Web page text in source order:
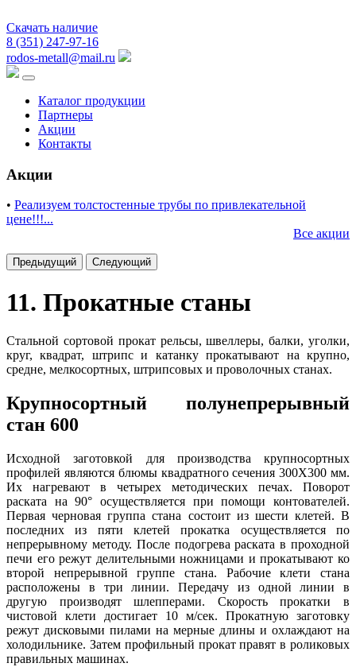
Скачать наличие
8 (351) 247-97-16
rodos-metall@mail.ru
Каталог продукции
Партнеры
Акции
Контакты
Акции
• Реализуем толстостенные трубы по привлекательной
цене!!!...
Все акции
Предыдущий Следующий
11. Прокатные станы
Стальной сортовой прокат рельсы, швеллеры, балки, уголки,
круг, квадрат, штрипс и катанку прокатывают на крупно,
средне, мелкосортных, штрипсовых и проволочных станах.
Крупносортный полунепрерывный
стан 600
Исходной заготовкой для производства крупносортных
профилей являются блюмы квадратного сечения 300Х300 мм.
Их нагревают в четырех методических печах. Поворот
раската на 90° осуществляется при помощи контователей.
Первая черновая группа стана состоит из шести клетей. В
последних из пяти клетей прокатка осуществляется по
непрерывному методу. После подогрева раската в проходной
печи его режут делительными ножницами и прокатывают ко
второй непрерывной группе стана. Рабочие клети стана
расположены в три линии. Передачу из одной линии в
другую производят шлепперами. Скорость прокатки в
чистовой клети достигает 10 м/сек. Прокатную заготовку
режут дисковыми пилами на мерные длины и охлаждают на
холодильнике. Затем профильный прокат правят в роликовых
правильных машинах.